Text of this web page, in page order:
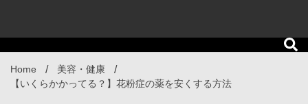
Home
美容・健康
【いくらかかってる？】花粉症の薬を安くする方法